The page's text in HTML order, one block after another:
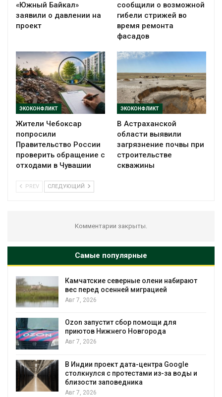
«Южный Байкал»
заявили о давлении на
проект
сообщили о возможной
гибели стрижей во
время ремонта
фасадов
ЭКОКОНФЛИКТ
Жители Чебоксар
попросили
Правительство России
проверить обращение с
отходами в Чувашии
ЭКОКОНФЛИКТ
В Астраханской
области выявили
загрязнение почвы при
строительстве
скважины
PREV СЛЕДУЮЩИЙ
Комментарии закрыты.
Самые популярные
Камчатские северные олени набирают
вес перед осенней миграцией
Авг 7, 2026
Ozon запустит сбор помощи для
приютов Нижнего Новгорода
Авг 7, 2026
В Индии проект дата-центра Google
столкнулся с протестами из-за воды и
близости заповедника
Авг 7, 2026